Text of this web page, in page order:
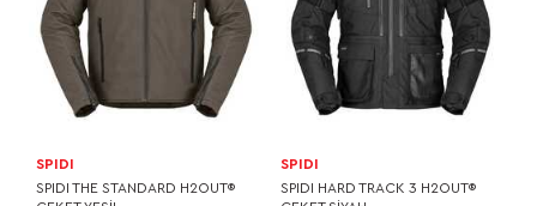
SPIDI
SPIDI THE STANDARD H2OUT®
SPIDI
SPIDI HARD TRACK 3 H2OUT®